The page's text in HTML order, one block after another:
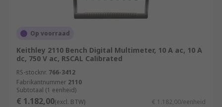
Op voorraad
Keithley 2110 Bench Digital Multimeter, 10 A ac, 10 A
dc, 750 V ac, RSCAL Calibrated
RS-stocknr. 766-3412
Fabrikantnummer 2110
Subtotaal (1 eenheid)
€ 1.182,00(excl. BTW) € 1.182,00/eenheid